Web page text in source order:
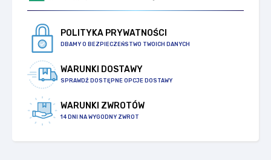
POLITYKA PRYWATNOŚCI
DBAMY O BEZPIECZEŃSTWO TWOICH DANYCH
WARUNKI DOSTAWY
SPRAWDŹ DOSTĘPNE OPCJE DOSTAWY
WARUNKI ZWROTÓW
14 DNI NA WYGODNY ZWROT